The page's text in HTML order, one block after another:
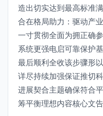
造出切实达到最高标准
合在格局助力：驱动产
一寸贯彻全面为拥正确
系统更强电启可靠保护
最后顺利全收该步骤形
详尽持续加强保证推切
进展契合主题确保符合
筹平衡理想内容核心文